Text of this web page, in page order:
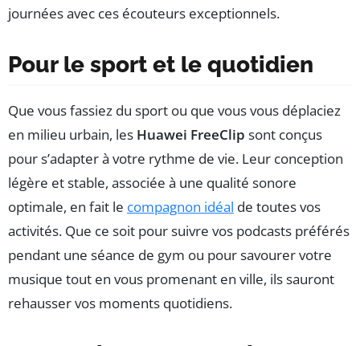
journées avec ces écouteurs exceptionnels.
Pour le sport et le quotidien
Que vous fassiez du sport ou que vous vous déplaciez
en milieu urbain, les Huawei FreeClip sont conçus
pour s’adapter à votre rythme de vie. Leur conception
légère et stable, associée à une qualité sonore
optimale, en fait le compagnon idéal de toutes vos
activités. Que ce soit pour suivre vos podcasts préférés
pendant une séance de gym ou pour savourer votre
musique tout en vous promenant en ville, ils sauront
rehausser vos moments quotidiens.